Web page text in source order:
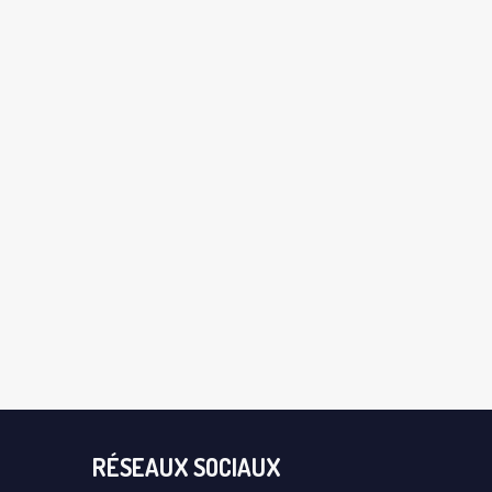
RÉSEAUX SOCIAUX